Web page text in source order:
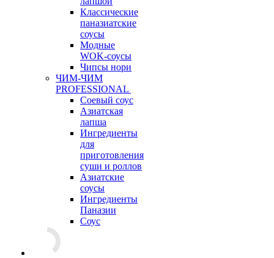
Классические
паназиатские
соусы
Модные
WOK-соусы
Чипсы нори
ЧИМ-ЧИМ
PROFESSIONAL
Соевый соус
Азиатская
лапша
Ингредиенты
для
приготовления
суши и роллов
Азиатские
соусы
Ингредиенты
Паназии
Соус